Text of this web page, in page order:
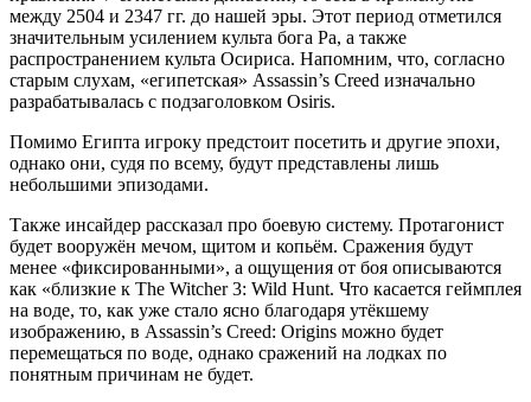
между 2504 и 2347 гг. до нашей эры. Этот период отметился
значительным усилением культа бога Ра, а также
распространением культа Осириса. Напомним, что, согласно
старым слухам, «египетская» Assassin’s Creed изначально
разрабатывалась с подзаголовком Osiris.
Помимо Египта игроку предстоит посетить и другие эпохи,
однако они, судя по всему, будут представлены лишь
небольшими эпизодами.
Также инсайдер рассказал про боевую систему. Протагонист
будет вооружён мечом, щитом и копьём. Сражения будут
менее «фиксированными», а ощущения от боя описываются
как «близкие к The Witcher 3: Wild Hunt. Что касается геймплея
на воде, то, как уже стало ясно благодаря утёкшему
изображению, в Assassin’s Creed: Origins можно будет
перемещаться по воде, однако сражений на лодках по
понятным причинам не будет.